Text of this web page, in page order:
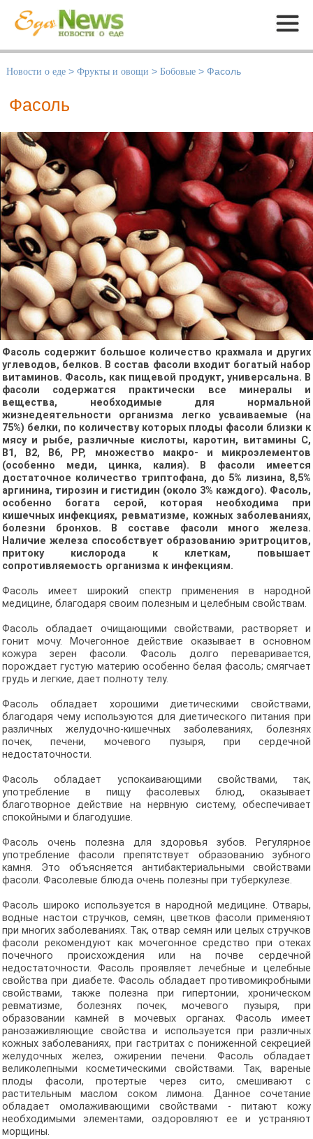
Меню
Новости о еде > Фрукты и овощи > Бобовые > Фасоль
Фасоль
Фасоль содержит большое количество крахмала и других
углеводов, белков. В состав фасоли входит богатый набор
витаминов. Фасоль, как пищевой продукт, универсальна. В
фасоли содержатся практически все минералы и
вещества, необходимые для нормальной
жизнедеятельности организма легко усваиваемые (на
75%) белки, по количеству которых плоды фасоли близки к
мясу и рыбе, различные кислоты, каротин, витамины С,
B1, В2, В6, РР, множество макро- и микроэлементов
(особенно меди, цинка, калия). В фасоли имеется
достаточное количество триптофана, до 5% лизина, 8,5%
аргинина, тирозин и гистидин (около 3% каждого). Фасоль,
особенно богата серой, которая необходима при
кишечных инфекциях, ревматизме, кожных заболеваниях,
болезни бронхов. В составе фасоли много железа.
Наличие железа способствует образованию эритроцитов,
притоку кислорода к клеткам, повышает
сопротивляемость организма к инфекциям.
Фасоль имеет широкий спектр применения в народной
медицине, благодаря своим полезным и целебным свойствам.
Фасоль обладает очищающими свойствами, растворяет и
гонит мочу. Мочегонное действие оказывает в основном
кожура зерен фасоли. Фасоль долго переваривается,
порождает густую материю особенно белая фасоль; смягчает
грудь и легкие, дает полноту телу.
Фасоль обладает хорошими диетическими свойствами,
благодаря чему используются для диетического питания при
различных желудочно-кишечных заболеваниях, болезнях
почек, печени, мочевого пузыря, при сердечной
недостаточности.
Фасоль обладает успокаивающими свойствами, так,
употребление в пищу фасолевых блюд, оказывает
благотворное действие на нервную систему, обеспечивает
спокойными и благодушие.
Фасоль очень полезна для здоровья зубов. Регулярное
употребление фасоли препятствует образованию зубного
камня. Это объясняется антибактериальными свойствами
фасоли. Фасолевые блюда очень полезны при туберкулезе.
Фасоль широко используется в народной медицине. Отвары,
водные настои стручков, семян, цветков фасоли применяют
при многих заболеваниях. Так, отвар семян или целых стручков
фасоли рекомендуют как мочегонное средство при отеках
почечного происхождения или на почве сердечной
недостаточности. Фасоль проявляет лечебные и целебные
свойства при диабете. Фасоль обладает противомикробными
свойствами, также полезна при гипертонии, хроническом
ревматизме, болезнях почек, мочевого пузыря, при
образовании камней в мочевых органах. Фасоль имеет
ранозаживляющие свойства и используется при различных
кожных заболеваниях, при гастритах с пониженной секрецией
желудочных желез, ожирении печени. Фасоль обладает
великолепными косметическими свойствами. Так, вареные
плоды фасоли, протертые через сито, смешивают с
растительным маслом соком лимона. Данное сочетание
обладает омолаживающими свойствами - питают кожу
необходимыми элементами, оздоровляют ее и устраняют
морщины.